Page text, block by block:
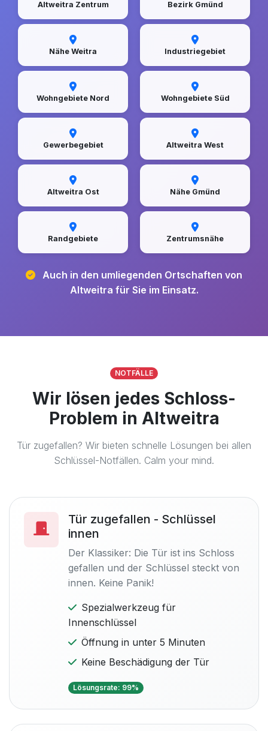
Altweitra Zentrum Bezirk Gmünd
Nähe Weitra Industriegebiet
Wohngebiete Nord Wohngebiete Süd
Gewerbegebiet Altweitra West
Altweitra Ost Nähe Gmünd
Randgebiete Zentrumsnähe
Auch in den umliegenden Ortschaften von
Altweitra für Sie im Einsatz.
NOTFÄLLE
Wir lösen jedes Schloss-
Problem in Altweitra
Tür zugefallen? Wir bieten schnelle Lösungen bei allen
Schlüssel-Notfällen. Calm your mind.
Tür zugefallen - Schlüssel
innen
Der Klassiker: Die Tür ist ins Schloss
gefallen und der Schlüssel steckt von
innen. Keine Panik!
Spezialwerkzeug für
Innenschlüssel
Öffnung in unter 5 Minuten
Keine Beschädigung der Tür
Lösungsrate: 99%